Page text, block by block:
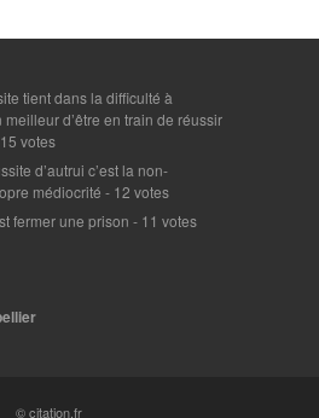
tient dans la difficulté à
meilleur d’être en train de réussir
votes
d’autrui c’est la non-
médiocrité - 12 votes
fermer une prison - 11 votes
© citation.fr